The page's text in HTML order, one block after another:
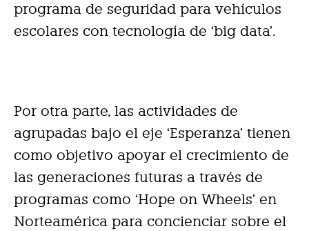
programa de seguridad para vehículos
escolares con tecnología de ‘big data’.
Por otra parte, las actividades de
agrupadas bajo el eje ‘Esperanza’ tienen
como objetivo apoyar el crecimiento de
las generaciones futuras a través de
programas como ‘Hope on Wheels’ en
Norteamérica para concienciar sobre el